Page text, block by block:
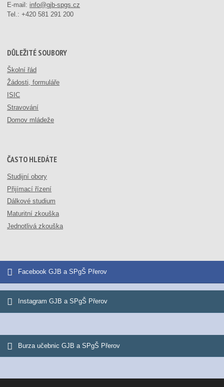
E-mail: info@gjb-spgs.cz
Tel.:+420 581 291 200
DŮLEŽITÉ SOUBORY
Školní řád
Žádosti, formuláře
ISIC
Stravování
Domov mládeže
ČASTO HLEDÁTE
Studijní obory
Přijímací řízení
Dálkové studium
Maturitní zkouška
Jednotlivá zkouška
Facebook GJB a SPgŠ Přerov
Instagram GJB a SPgŠ Přerov
Burza učebnic GJB a SPgŠ Přerov